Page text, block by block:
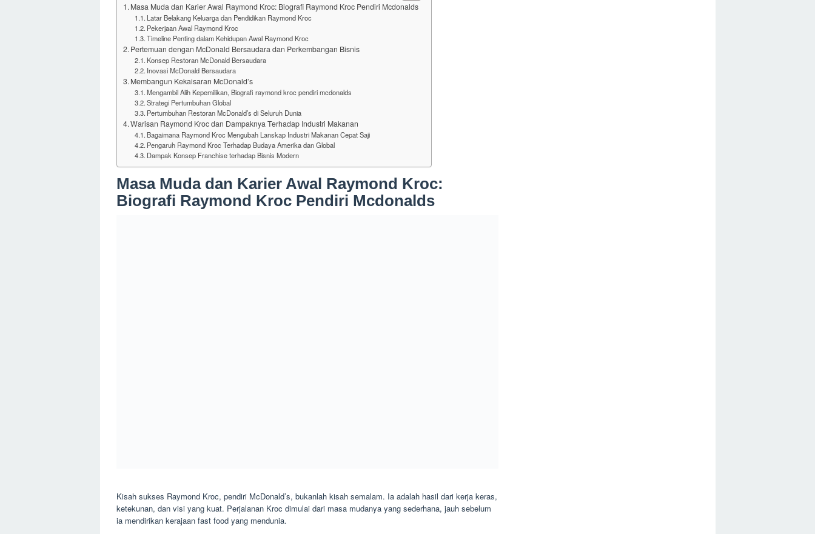
Masa Muda dan Karier Awal Raymond Kroc: Biografi Raymond Kroc Pendiri Mcdonalds
Latar Belakang Keluarga dan Pendidikan Raymond Kroc
Pekerjaan Awal Raymond Kroc
Timeline Penting dalam Kehidupan Awal Raymond Kroc
Pertemuan dengan McDonald Bersaudara dan Perkembangan Bisnis
Konsep Restoran McDonald Bersaudara
Inovasi McDonald Bersaudara
Membangun Kekaisaran McDonald’s
Mengambil Alih Kepemilikan, Biografi raymond kroc pendiri mcdonalds
Strategi Pertumbuhan Global
Pertumbuhan Restoran McDonald’s di Seluruh Dunia
Warisan Raymond Kroc dan Dampaknya Terhadap Industri Makanan
Bagaimana Raymond Kroc Mengubah Lanskap Industri Makanan Cepat Saji
Pengaruh Raymond Kroc Terhadap Budaya Amerika dan Global
Dampak Konsep Franchise terhadap Bisnis Modern
Masa Muda dan Karier Awal Raymond Kroc:
Biografi Raymond Kroc Pendiri Mcdonalds
Kisah sukses Raymond Kroc, pendiri McDonald’s, bukanlah kisah semalam. Ia adalah hasil dari kerja keras,
ketekunan, dan visi yang kuat. Perjalanan Kroc dimulai dari masa mudanya yang sederhana, jauh sebelum
ia mendirikan kerajaan fast food yang mendunia.